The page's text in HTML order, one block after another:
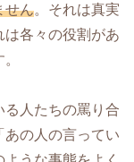
せん。それは真実
は各々の役割があ
人たちの罵り合
あの人の言ってい